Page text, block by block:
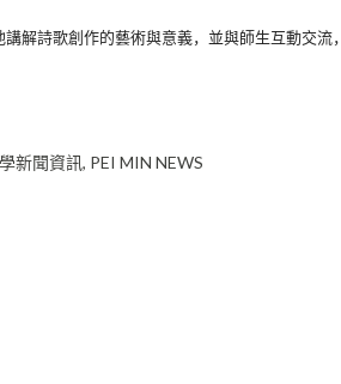
解詩歌創作的藝術與意義，並與師生互動交流，
新聞資訊 PEI MIN NEWS